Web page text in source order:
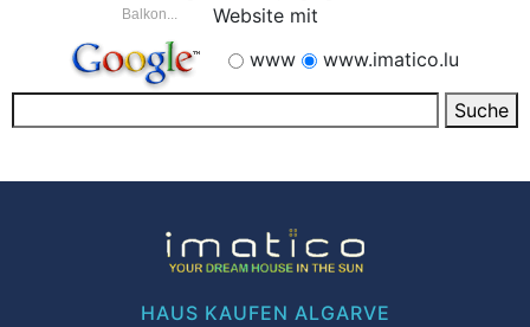
Balkon...
Website mit
www
www.imatico.lu
HAUS KAUFEN ALGARVE